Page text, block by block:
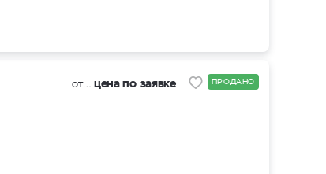
от 500 шт цена по заявке ПРОДАНО